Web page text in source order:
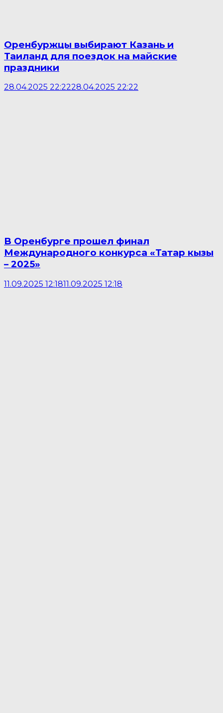
Оренбуржцы выбирают Казань и
Таиланд для поездок на майские
праздники
28.04.2025 22:2228.04.2025 22:22
В Оренбурге прошел финал
Международного конкурса «Татар кызы
– 2025»
11.09.2025 12:1811.09.2025 12:18